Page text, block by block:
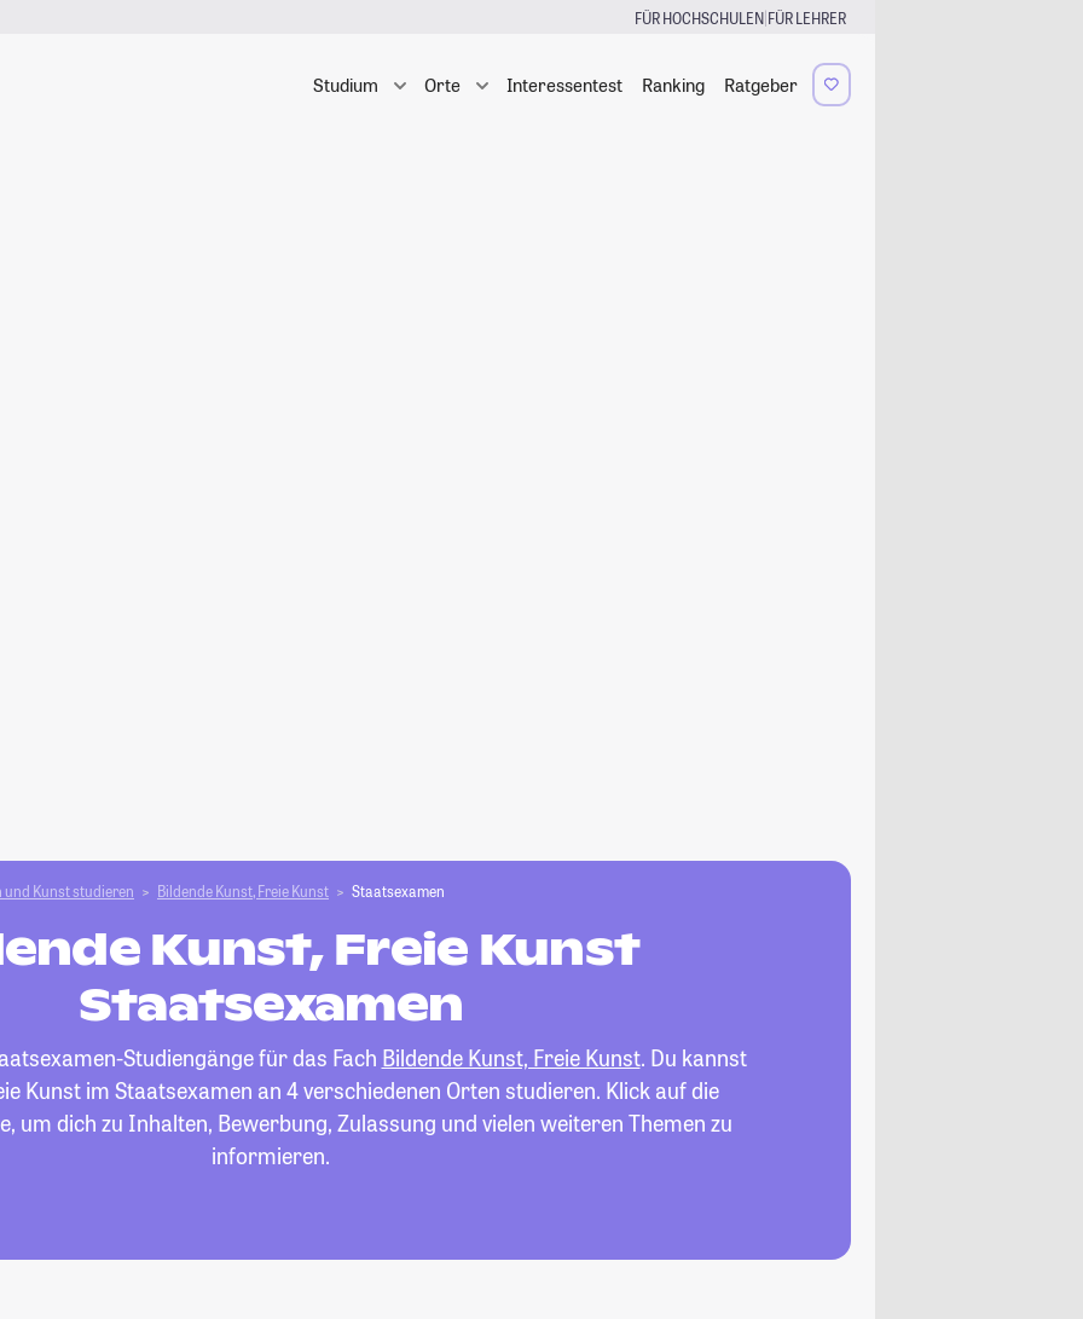
FÜR HOCHSCHULEN|FÜR LEHRER
Studium Orte Interessentest Ranking Ratgeber
und Kunst studieren Bildende Kunst, Freie Kunst Staatsexamen
Kunst, Freie Kunst
Staatsexamen
Studiengänge für das Fach Bildende Kunst, Freie Kunst. Du kannst
Kunst im Staatsexamen an 4 verschiedenen Orten studieren. Klick auf die
um dich zu Inhalten, Bewerbung, Zulassung und vielen weiteren Themen zu
informieren.